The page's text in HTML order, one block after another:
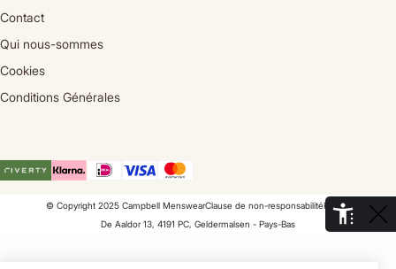
Contact
Qui nous-sommes
Cookies
Conditions Générales
© Copyright 2025 Campbell MenswearClause de non-responsabilitéPrivacy
De Aaldor 13, 4191 PC, Geldermalsen - Pays-Bas